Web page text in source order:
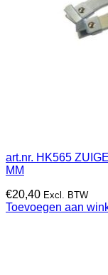
art.nr. HK565
MM
€20,40 Excl. BTW
Toevoegen aan